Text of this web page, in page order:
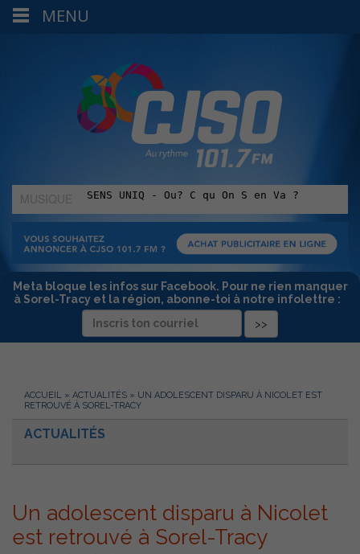
MUSIQUE
:
Meta bloque les infos sur Facebook. Pour ne rien manquer
à Sorel-Tracy et la région, abonne-toi à notre infolettre :
ACCUEIL » ACTUALITÉS » UN ADOLESCENT DISPARU À NICOLET EST
RETROUVÉ À SOREL-TRACY
ACTUALITÉS
Un adolescent disparu à Nicolet
est retrouvé à Sorel-Tracy
MENU